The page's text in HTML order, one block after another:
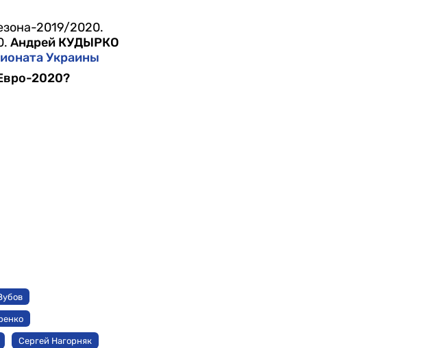
2019/2020.
Андрей КУДЫРКО
Украины
2020?
Сергей Нагорняк